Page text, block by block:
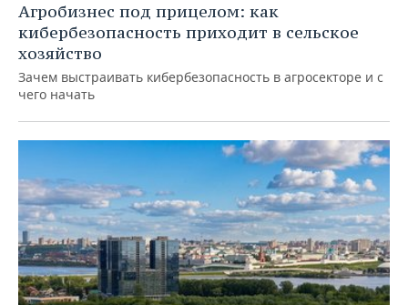
Агробизнес под прицелом: как
кибербезопасность приходит в сельское
хозяйство
Зачем выстраивать кибербезопасность в агросекторе и с
чего начать